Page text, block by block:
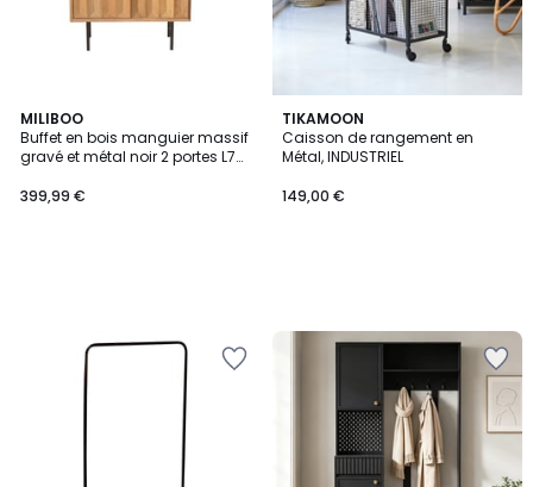
MILIBOO
Buffet en bois manguier massif
gravé et métal noir 2 portes L70
399,99 €
TIKAMOON
Caisson de rangement en
Métal, INDUSTRIEL
149,00 €